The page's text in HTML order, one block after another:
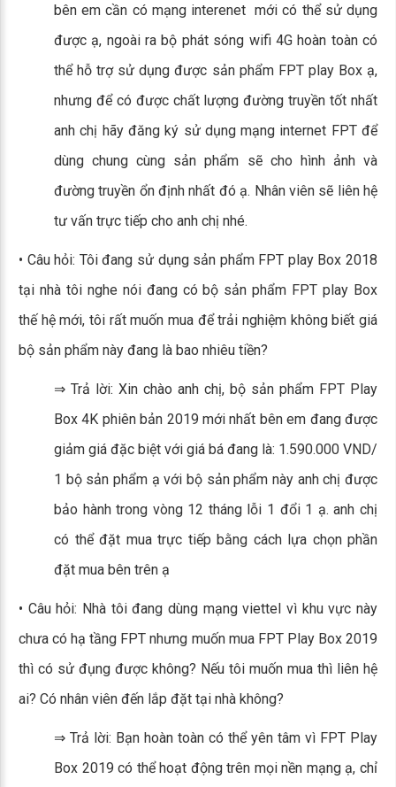
bên em cần có mạng interenet mới có thể sử dụng
được ạ, ngoài ra bộ phát sóng wifi 4G hoàn toàn có
thể hỗ trợ sử dụng được sản phẩm FPT play Box ạ,
nhưng để có được chất lượng đường truyền tốt nhất
anh chị hãy đăng ký sử dụng mạng internet FPT để
dùng chung cùng sản phẩm sẽ cho hình ảnh và
đường truyền ổn định nhất đó ạ. Nhân viên sẽ liên hệ
tư vấn trực tiếp cho anh chị nhé.
• Câu hỏi: Tôi đang sử dụng sản phẩm FPT play Box 2018
tại nhà tôi nghe nói đang có bộ sản phẩm FPT play Box
thế hệ mới, tôi rất muốn mua để trải nghiệm không biết giá
bộ sản phẩm này đang là bao nhiêu tiền?
⇒ Trả lời: Xin chào anh chị, bộ sản phẩm FPT Play
Box 4K phiên bản 2019 mới nhất bên em đang được
giảm giá đặc biệt với giá bá đang là: 1.590.000 VND/
1 bộ sản phẩm ạ với bộ sản phẩm này anh chị được
bảo hành trong vòng 12 tháng lỗi 1 đổi 1 ạ. anh chị
có thể đặt mua trực tiếp bằng cách lựa chọn phần
đặt mua bên trên ạ
• Câu hỏi: Nhà tôi đang dùng mạng viettel vì khu vực này
chưa có hạ tầng FPT nhưng muốn mua FPT Play Box 2019
thì có sử đụng được không? Nếu tôi muốn mua thì liên hệ
ai? Có nhân viên đến lắp đặt tại nhà không?
⇒ Trả lời: Bạn hoàn toàn có thể yên tâm vì FPT Play
Box 2019 có thể hoạt động trên mọi nền mạng ạ, chỉ